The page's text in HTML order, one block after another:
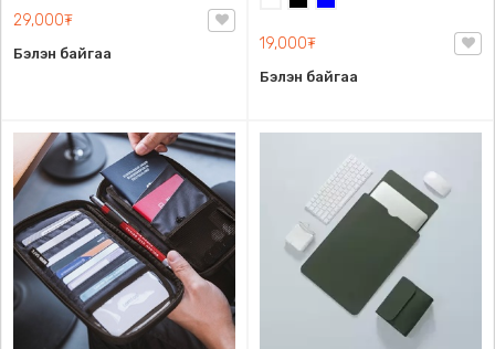
29,000₮
Бэлэн байгаа
19,000₮
Бэлэн байгаа